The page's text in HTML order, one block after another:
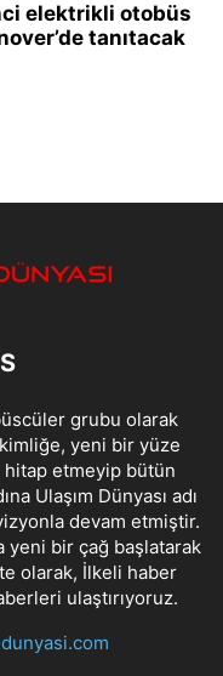
elektrikli otobüs
tanıtacak
grubu olarak
yeni bir yüze
etmeyip bütün
Ulaşım Dünyası adı
devam etmiştir.
yeni bir çağ başlatarak
olarak, İlkeli haber
ulaştırıyoruz.